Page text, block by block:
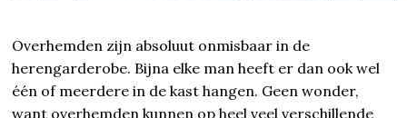
Overhemden zijn absoluut onmisbaar in de
herengarderobe. Bijna elke man heeft er dan ook wel
één of meerdere in de kast hangen. Geen wonder,
want overhemden kunnen op heel veel verschillende